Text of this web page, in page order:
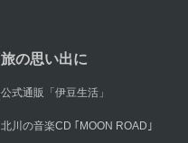
旅の思い出に
公式通販「伊豆生活」
北川の音楽CD ｢MOON ROAD｣